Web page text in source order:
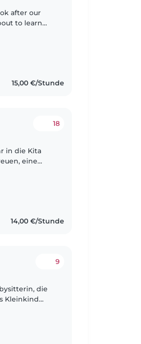
after our
to learn
15,00 €/Stunde
18
in die Kita
eine
14,00 €/Stunde
9
die
Kleinkind